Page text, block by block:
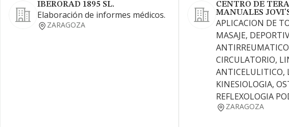
IBERORAD 1895 SL.
Elaboración de informes médicos.
ZARAGOZA
CENTRO DE
MANUALES
APLICACION DE
MASAJE,
CIRCULATORIO,
ANTICELULITICO,
KINESIOLOGIA,
REFLEXOLOGIA
ZARAGOZA